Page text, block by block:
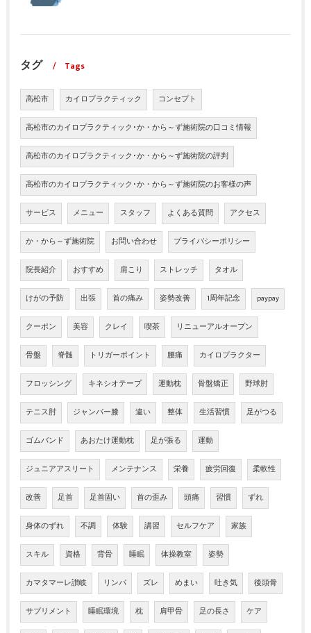
タグ Tags
高松市 カイロプラクティック コンセプト
高松市のカイロプラクティック･か・から～ず施術院の口コミ情報
高松市のカイロプラクティック･か・から～ず施術院の評判
高松市のカイロプラクティック･か・から～ず施術院のお客様の声
サービス メニュー スタッフ よくある質問 アクセス
か・から～ず施術院 お問い合わせ プライバシーポリシー
院長紹介 おすすめ 肩こり ストレッチ タオル
けがの予防 出張 首の痛み 姿勢改善 1周年記念 paypay
クーポン 美容 クレイ 喫茶 リニューアルオープン
骨盤 脊髄 トリガーポイント 腰痛 カイロプラクター
フロッシング キネシオテープ 運動枕 骨盤矯正 野球肘
テニス肘 ジャンパー膝 違い 整体 生活習慣 足がつる
ゴムバンド あおたけ運動枕 足が張る 運動
ジュニアアスリート メンテナンス 栄養 疲労回復 柔軟性
改善 足首 足首固い 首の歪み 頭痛 習慣 ずれ
身体のずれ 不調 体験 講習 セルフケア 家族
スキル 資格 背骨 睡眠 体操教室 姿勢
カマタマーレ讃岐 リンパ ズレ めまい 吐き気 後頭骨
サプリメント 睡眠環境 枕 肩甲骨 足の長さ ケア